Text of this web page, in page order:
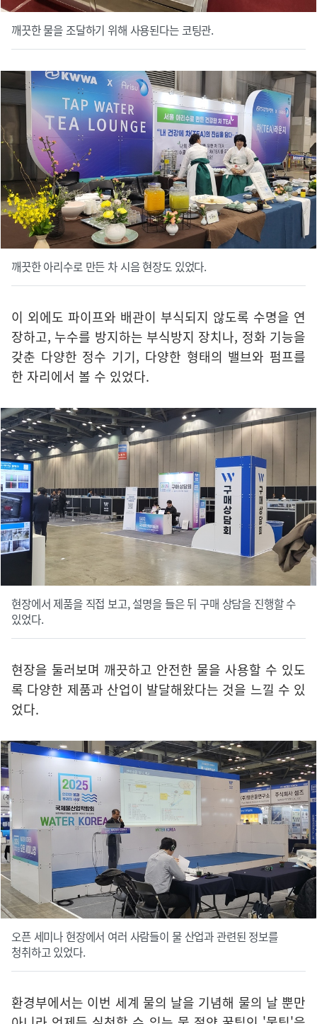
깨끗한 물을 조달하기 위해 사용된다는 코팅관.
깨끗한 아리수로 만든 차 시음 현장도 있었다.
이 외에도 파이프와 배관이 부식되지 않도록 수명을 연
장하고, 누수를 방지하는 부식방지 장치나, 정화 기능을
갖춘 다양한 정수 기기, 다양한 형태의 밸브와 펌프를
한 자리에서 볼 수 있었다.
현장에서 제품을 직접 보고, 설명을 들은 뒤 구매 상담을 진행할 수
있었다.
현장을 둘러보며 깨끗하고 안전한 물을 사용할 수 있도
록 다양한 제품과 산업이 발달해왔다는 것을 느낄 수 있
었다.
오픈 세미나 현장에서 여러 사람들이 물 산업과 관련된 정보를
청취하고 있었다.
환경부에서는 이번 세계 물의 날을 기념해 물의 날 뿐만